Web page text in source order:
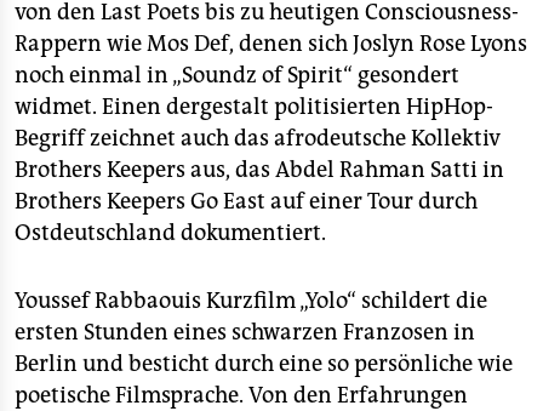
von den Last Poets bis zu heutigen Consciousness-
Rappern wie Mos Def, denen sich Joslyn Rose Lyons
noch einmal in „Soundz of Spirit“ gesondert
widmet. Einen dergestalt politisierten HipHop-
Begriff zeichnet auch das afrodeutsche Kollektiv
Brothers Keepers aus, das Abdel Rahman Satti in
Brothers Keepers Go East auf einer Tour durch
Ostdeutschland dokumentiert.
Youssef Rabbaouis Kurzfilm „Yolo“ schildert die
ersten Stunden eines schwarzen Franzosen in
Berlin und besticht durch eine so persönliche wie
poetische Filmsprache. Von den Erfahrungen